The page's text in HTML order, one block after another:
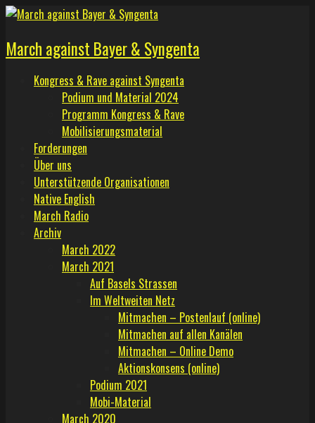
Skip
content
March against Bayer & Syngenta
Kongress & Rave against Syngenta
Podium und Material 2024
Programm Kongress & Rave
Mobilisierungsmaterial
Forderungen
Über uns
Unterstützende Organisationen
Native English
March Radio
Archiv
March 2022
March 2021
Auf Basels Strassen
Im Weltweiten Netz
Mitmachen – Postenlauf (online)
Mitmachen auf allen Kanälen
Mitmachen – Online Demo
Aktionskonsens (online)
Podium 2021
Mobi-Material
March 2020